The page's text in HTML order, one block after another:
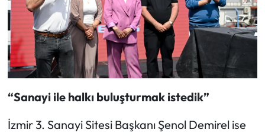
“Sanayi ile halkı buluşturmak istedik”
İzmir 3. Sanayi Sitesi Başkanı Şenol Demirel ise